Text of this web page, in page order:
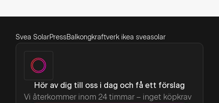
Svea SolarPressBalkongkraftverk ikea sveasolar
Hör av dig till oss i dag och få ett förslag
Vi återkommer inom 24 timmar – inget köpkrav